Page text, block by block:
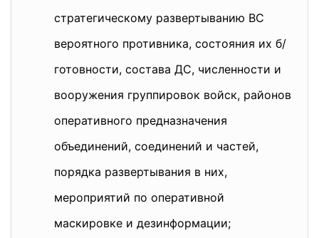
стратегическому развертыванию ВС
вероятного противника, состояния их б/
готовности, состава ДС, численности и
вооружения группировок войск, районов
оперативного предназначения
объединений, соединений и частей,
порядка развертывания в них,
мероприятий по оперативной
маскировке и дезинформации;